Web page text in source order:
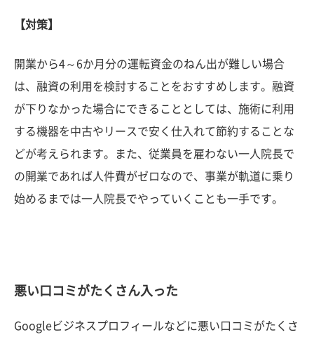
【対策】
開業から4～6か月分の運転資金のねん出が難しい場合
は、融資の利用を検討することをおすすめします。融資
が下りなかった場合にできることとしては、施術に利用
する機器を中古やリースで安く仕入れて節約することな
どが考えられます。また、従業員を雇わない一人院長で
の開業であれば人件費がゼロなので、事業が軌道に乗り
始めるまでは一人院長でやっていくことも一手です。
悪い口コミがたくさん入った
Googleビジネスプロフィールなどに悪い口コミがたくさ